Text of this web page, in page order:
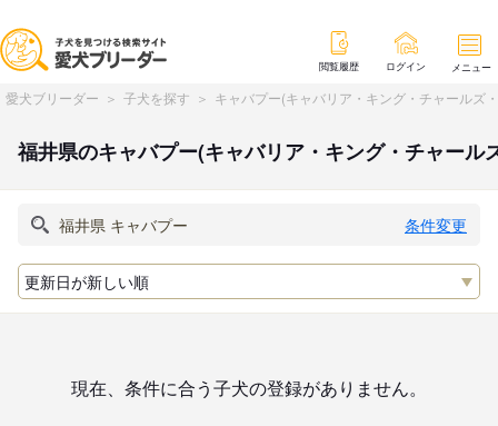
閲覧履歴 ログイン メニュー
愛犬ブリーダー 子犬を探す キャバプー(キャバリア・キング・チャールズ
福井県のキャバプー(キャバリア・キング・チャー
条件変更
現在、条件に合う子犬の登録がありません。